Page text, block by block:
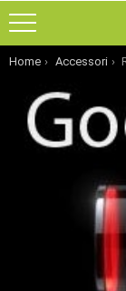
You are here:
Home Accessori